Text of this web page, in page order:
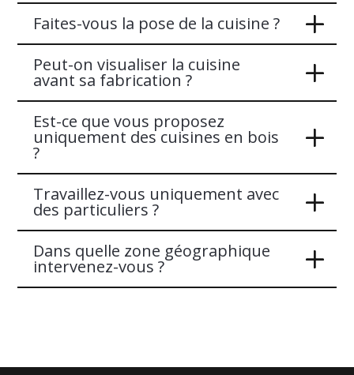
Faites-vous la pose de la cuisine ?
Peut-on visualiser la cuisine
avant sa fabrication ?
Est-ce que vous proposez
uniquement des cuisines en bois
?
Travaillez-vous uniquement avec
des particuliers ?
Dans quelle zone géographique
intervenez-vous ?